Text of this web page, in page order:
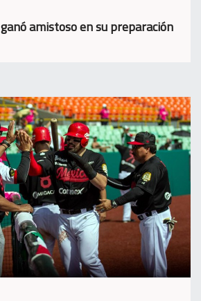
amistoso en su preparación